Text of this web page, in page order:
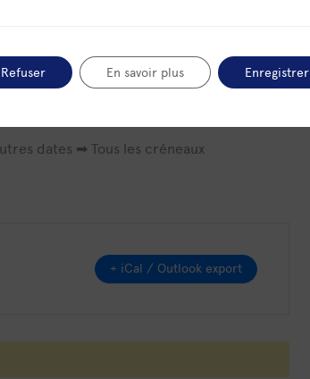
à se différencier grâce à une
supports de communication. Chez
dates ➡ Tous les créneaux
+ iCal / Outlook export
Refuser En savoir plus Enregistrer